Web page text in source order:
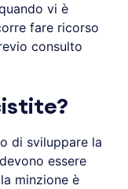
vi è
fare ricorso
consulto
di sviluppare la
essere
minzione è